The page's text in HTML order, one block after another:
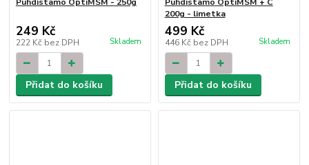
Puhdistamo OptiMSM - 250g
249 Kč
222 Kč bez DPH Skladem
Přidat do košíku
Puhdistamo OptiMSM + C
200g - limetka
499 Kč
446 Kč bez DPH Skladem
Přidat do košíku